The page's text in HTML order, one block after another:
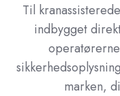
Til
indbygget
marken,